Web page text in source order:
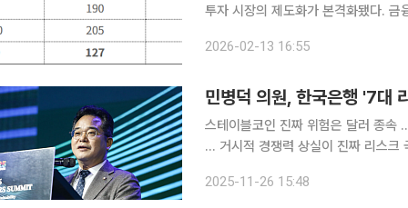
투자 시장의 제도화가 본격화됐다.
상품의 유통 인프라를 구축하기 위한
2026-02-13 16:55
민병덕 의원, 한국은행 '7대
스테이블코인 진짜 위험은 달러 종속
… 거시적 경쟁력 상실이 진짜 리스크 국회 정무위원회 소속 민병덕 더불어민주당의원이 한국은행
한 '스테이블코인 7대 리스크'를 정면
2025-11-26 15:48